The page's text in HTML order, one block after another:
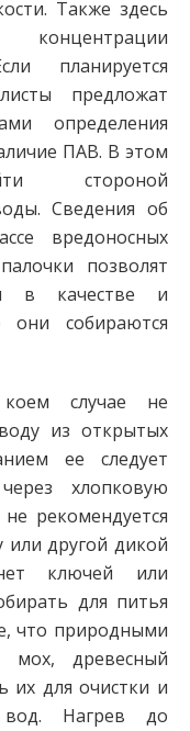
Также здесь
концентрации
планируется
предложат
определения
ПАВ. В этом
стороной
Сведения об
вредоносных
позволят
в качестве и
они собираются
случае не
из открытых
ее следует
хлопковую
рекомендуется
или другой дикой
ключей или
для питья
что природными
мох, древесный
их для очистки и
вод. Нагрев до